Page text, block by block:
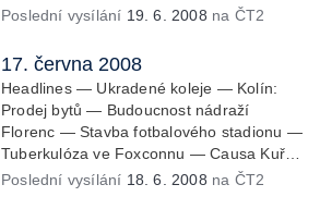
— Opět průjezdná křižovatka — Výstavba
— Kuřimská kauza 2. dnem u soudu —
Poplatky novorozenců v porodnici —
Milovice — Nejkrásnější nádraží
Poslední vysílání 19. 6. 2008 na ČT2
17. června 2008
Headlines — Ukradené koleje — Kolín:
Prodej bytů — Budoucnost nádraží
Florenc — Stavba fotbalového stadionu —
Tuberkulóza ve Foxconnu — Causa Kuřim
— Dohoda ve straně Zelených —
Poslední vysílání 18. 6. 2008 na ČT2